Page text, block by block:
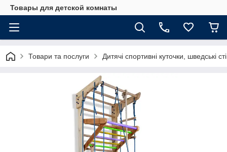
Товары для детской комнаты
Товари та послуги Дитячі спортивні куточки, шведські